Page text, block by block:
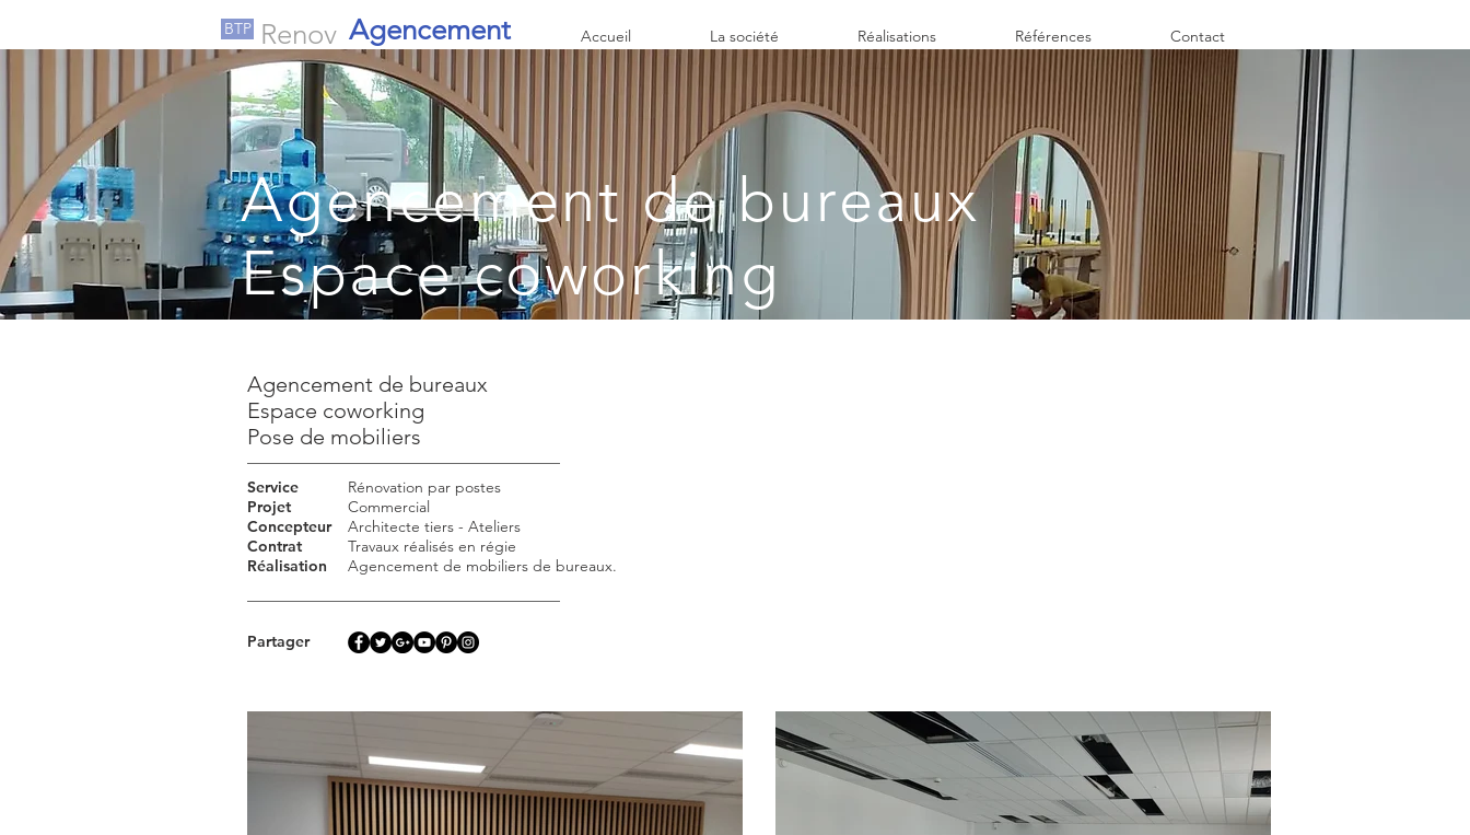
BTP Renov Agencement Accueil La société Réalisations Références Contact
Agencement de bureaux
Espace coworking
Agencement de bureaux
Espace coworking
Pose de mobiliers
Service
Projet
Concepteur
Contrat
Réalisation
Rénovation par postes
Commercial
Architecte tiers - Ateliers
Travaux réalisés en régie
Agencement de mobiliers de bureaux.
Partager